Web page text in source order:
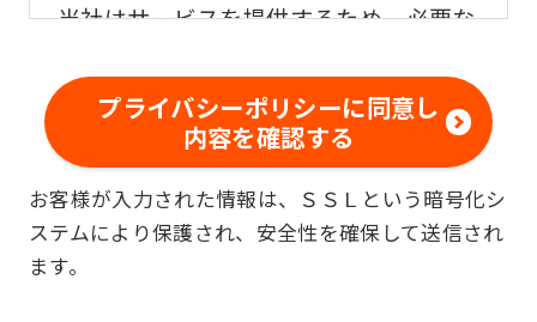
当社はサービスを提供するため、必要な
客様の個人情報を収集いたします。
■個人情報の利用
お客様からお預かりした個人情報は、以
下の目的で使用させて頂きます。また、
違法または不当な行為を助長し、または
プライバシーポリシーに同意し
内容を確認する
お客様が入力された情報は、ＳＳＬという暗号化シ
ステムにより保護され、安全性を確保して送信され
ます。